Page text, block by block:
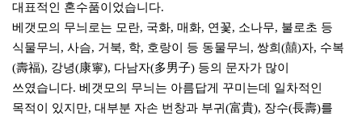
대표적인 혼수품이었습니다.
베갯모의 무늬로는 모란, 국화, 매화, 연꽃, 소나무, 불로초 등
식물무늬, 사슴, 거북, 학, 호랑이 등 동물무늬, 쌍희(囍)자, 수복
(壽福), 강녕(康寧), 다남자(多男子) 등의 문자가 많이
쓰였습니다. 베갯모의 무늬는 아름답게 꾸미는데 일차적인
목적이 있지만, 대부분 자손 번창과 부귀(富貴), 장수(長壽)를